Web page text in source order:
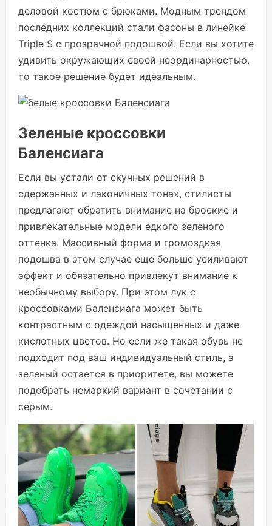
деловой костюм с брюками. Модным трендом
последних коллекций стали фасоны в линейке
Triple S с прозрачной подошвой. Если вы хотите
удивить окружающих своей неординарностью,
то такое решение будет идеальным.
Зеленые кроссовки
Баленсиага
Если вы устали от скучных решений в
сдержанных и лаконичных тонах, стилисты
предлагают обратить внимание на броские и
привлекательные модели едкого зеленого
оттенка. Массивный форма и громоздкая
подошва в этом случае еще больше усиливают
эффект и обязательно привлекут внимание к
необычному выбору. При этом лук с
кроссовками Баленсиага может быть
контрастным с одеждой насыщенных и даже
кислотных цветов. Но если же такая обувь не
подходит под ваш индивидуальный стиль, а
зеленый остается в приоритете, вы можете
подобрать немаркий вариант в сочетании с
серым.